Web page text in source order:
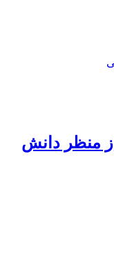
منظر دانش